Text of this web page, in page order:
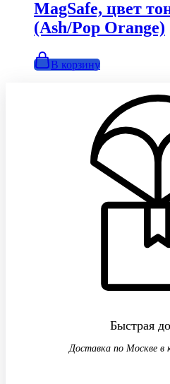
MagSafe, цвет
(Ash/Pop Orange)
В корзину
Быстрая
Доставка по Москве в